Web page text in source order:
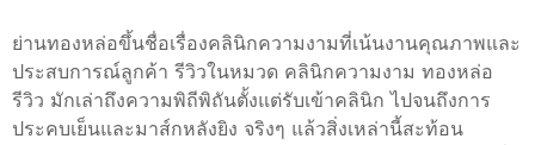
ย่านทองหล่อขึ้นชื่อเรื่องคลินิกความงามที่เน้นงานคุณภาพและ
ประสบการณ์ลูกค้า รีวิวในหมวด คลินิกความงาม ทองหล่อ
รีวิว มักเล่าถึงความพิถีพิถันตั้งแต่รับเข้าคลินิก ไปจนถึงการ
ประคบเย็นและมาส์กหลังยิง จริงๆ แล้วสิ่งเหล่านี้สะท้อน